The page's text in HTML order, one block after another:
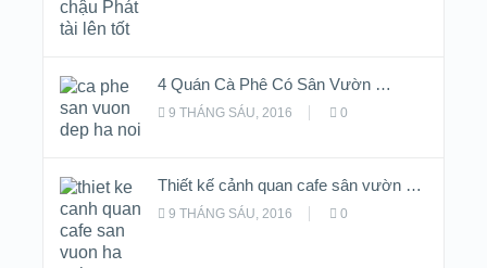
4 Quán Cà Phê Có Sân Vườn …
9 THÁNG SÁU, 2016 0
Thiết kế cảnh quan cafe sân vườn …
9 THÁNG SÁU, 2016 0